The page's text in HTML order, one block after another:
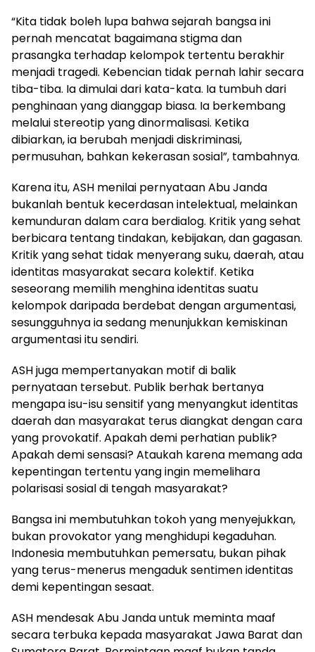
“Kita tidak boleh lupa bahwa sejarah bangsa ini
pernah mencatat bagaimana stigma dan
prasangka terhadap kelompok tertentu berakhir
menjadi tragedi. Kebencian tidak pernah lahir secara
tiba-tiba. Ia dimulai dari kata-kata. Ia tumbuh dari
penghinaan yang dianggap biasa. Ia berkembang
melalui stereotip yang dinormalisasi. Ketika
dibiarkan, ia berubah menjadi diskriminasi,
permusuhan, bahkan kekerasan sosial”, tambahnya.
Karena itu, ASH menilai pernyataan Abu Janda
bukanlah bentuk kecerdasan intelektual, melainkan
kemunduran dalam cara berdialog. Kritik yang sehat
berbicara tentang tindakan, kebijakan, dan gagasan.
Kritik yang sehat tidak menyerang suku, daerah, atau
identitas masyarakat secara kolektif. Ketika
seseorang memilih menghina identitas suatu
kelompok daripada berdebat dengan argumentasi,
sesungguhnya ia sedang menunjukkan kemiskinan
argumentasi itu sendiri.
ASH juga mempertanyakan motif di balik
pernyataan tersebut. Publik berhak bertanya
mengapa isu-isu sensitif yang menyangkut identitas
daerah dan masyarakat terus diangkat dengan cara
yang provokatif. Apakah demi perhatian publik?
Apakah demi sensasi? Ataukah karena memang ada
kepentingan tertentu yang ingin memelihara
polarisasi sosial di tengah masyarakat?
Bangsa ini membutuhkan tokoh yang menyejukkan,
bukan provokator yang menghidupi kegaduhan.
Indonesia membutuhkan pemersatu, bukan pihak
yang terus-menerus mengaduk sentimen identitas
demi kepentingan sesaat.
ASH mendesak Abu Janda untuk meminta maaf
secara terbuka kepada masyarakat Jawa Barat dan